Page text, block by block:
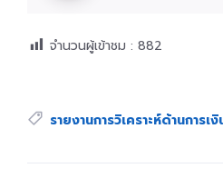
จำนวนผู้เข้าชม : 882
Tags:
รายงานการวิเคราะห์ด้านการ